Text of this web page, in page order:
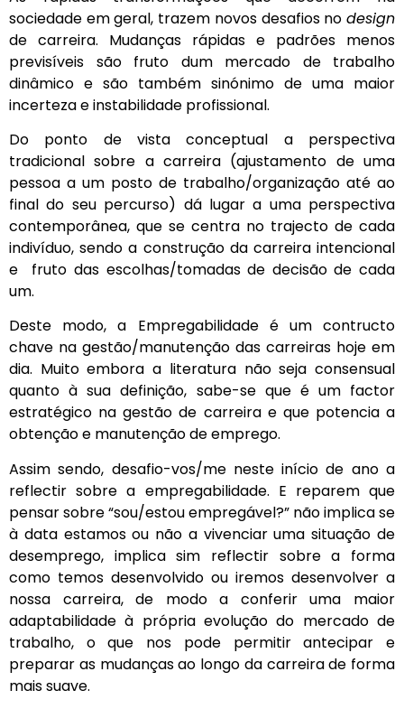
sociedade em geral, trazem novos desafios no design
de carreira. Mudanças rápidas e padrões menos
previsíveis são fruto dum mercado de trabalho
dinâmico e são também sinónimo de uma maior
incerteza e instabilidade profissional.
Do ponto de vista conceptual a perspectiva
tradicional sobre a carreira (ajustamento de uma
pessoa a um posto de trabalho/organização até ao
final do seu percurso) dá lugar a uma perspectiva
contemporânea, que se centra no trajecto de cada
indivíduo, sendo a construção da carreira intencional
e fruto das escolhas/tomadas de decisão de cada
um.
Deste modo, a Empregabilidade é um contructo
chave na gestão/manutenção das carreiras hoje em
dia. Muito embora a literatura não seja consensual
quanto à sua definição, sabe-se que é um factor
estratégico na gestão de carreira e que potencia a
obtenção e manutenção de emprego.
Assim sendo, desafio-vos/me neste início de ano a
reflectir sobre a empregabilidade. E reparem que
pensar sobre “sou/estou empregável?” não implica se
à data estamos ou não a vivenciar uma situação de
desemprego, implica sim reflectir sobre a forma
como temos desenvolvido ou iremos desenvolver a
nossa carreira, de modo a conferir uma maior
adaptabilidade à própria evolução do mercado de
trabalho, o que nos pode permitir antecipar e
preparar as mudanças ao longo da carreira de forma
mais suave.